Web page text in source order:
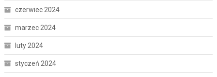
czerwiec 2024
marzec 2024
luty 2024
styczeń 2024